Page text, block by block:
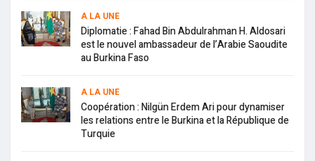
A LA UNE
Diplomatie : Fahad Bin Abdulrahman H. Aldosari
est le nouvel ambassadeur de l’Arabie Saoudite
au Burkina Faso
A LA UNE
Coopération : Nilgün Erdem Ari pour dynamiser
les relations entre le Burkina et la République de
Turquie